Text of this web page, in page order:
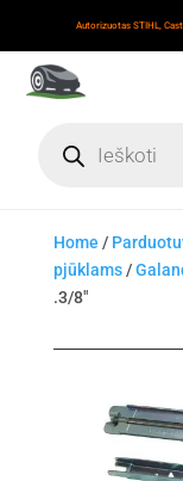
Autorizuotas STIHL,
search
Home /
pjūklams/
.3/8"